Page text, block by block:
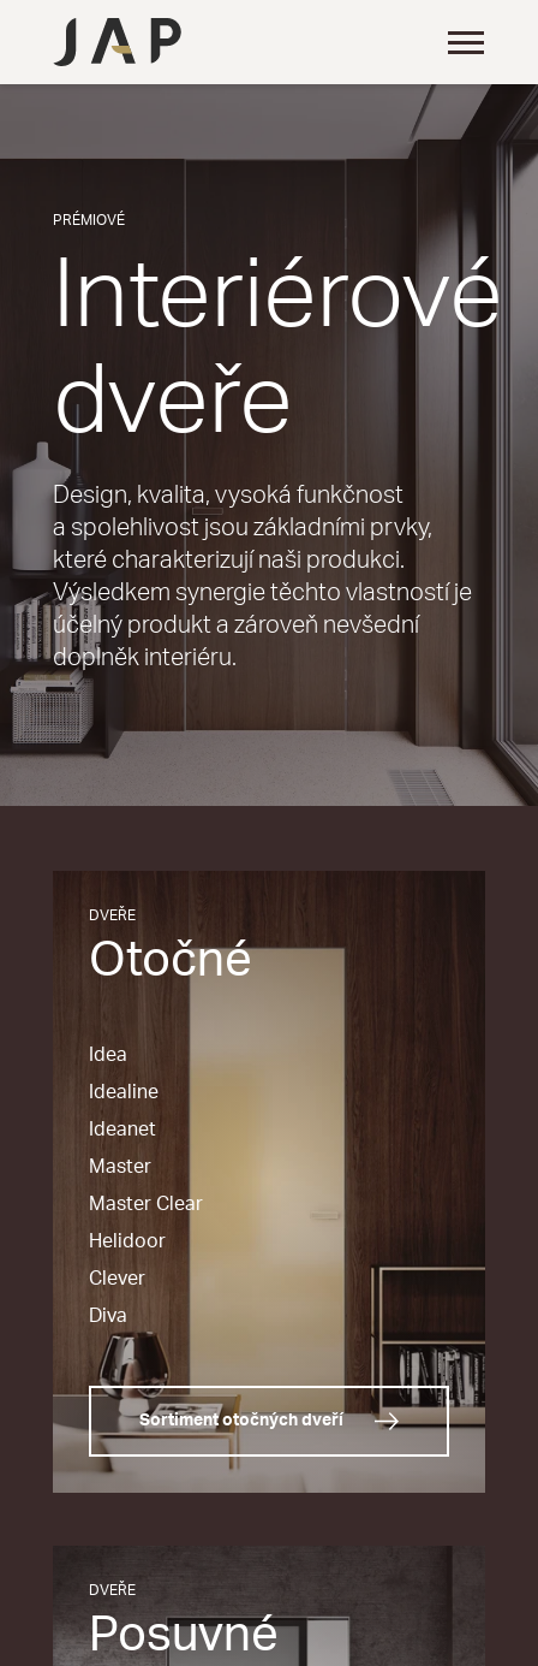
PRÉMIOVÉ
Interiérové
dveře
Design, kvalita, vysoká funkčnost
a spolehlivost jsou základními prvky,
které charakterizují naši produkci.
Výsledkem synergie těchto vlastností je
účelný produkt a zároveň nevšední
doplněk interiéru.
DVEŘE
Otočné
Idea
Idealine
Ideanet
Master
Master Clear
Helidoor
Clever
Diva
Sortiment otočných dveří
DVEŘE
Posuvné